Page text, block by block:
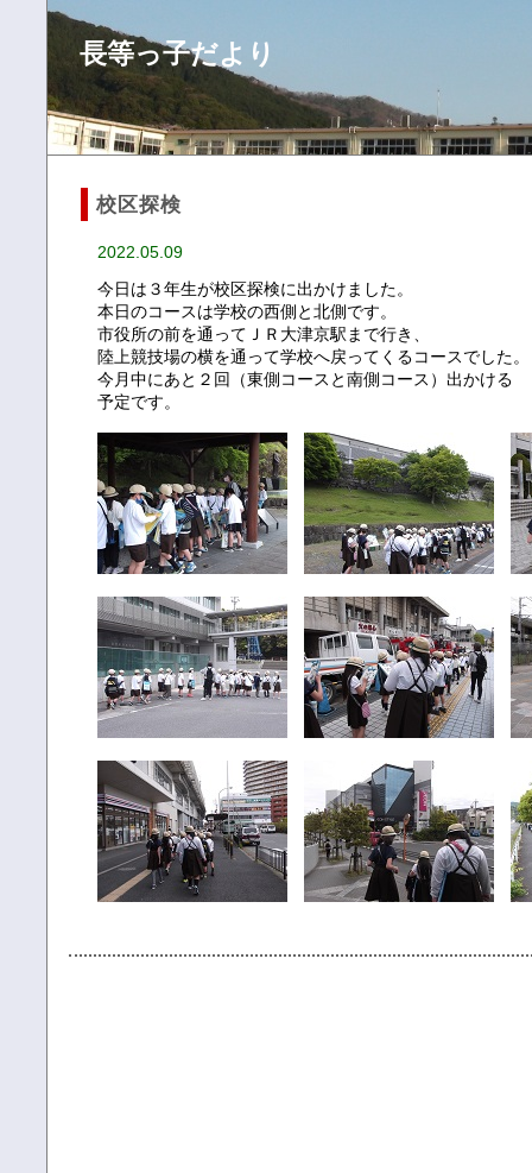
長等っ子だより
校区探検
2022.05.09
今日は３年生が校区探検に出かけました。
本日のコースは学校の西側と北側です。
市役所の前を通ってＪＲ大津京駅まで行き、
陸上競技場の横を通って学校へ戻ってくるコースでした。
今月中にあと２回（東側コースと南側コース）出かける
予定です。